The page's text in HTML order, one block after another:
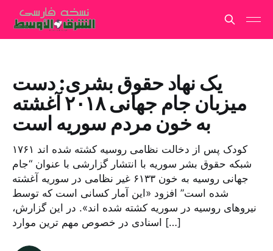
یک نهاد حقوق بشری: دست
میزبان جام جهانی ۲۰۱۸ آغشته
به خون مردم سوریه است
۱۷۶۱ کودک پس از دخالت نظامی روسیه کشته شده اند
شبکه حقوق بشر سوریه با انتشار گزارشی با عنوان “جام
جهانی روسیه به خون ۶۱۳۳ غیر نظامی در سوریه آغشته
شده است” افزود «این آمار کسانی است که توسط
نیروهای روسیه در سوریه کشته شده اند». در این گزارش،
اسنادی در خصوص مهم ترین موارد […]